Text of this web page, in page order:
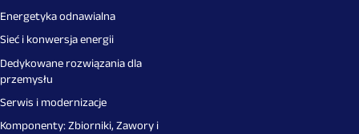
Energetyka odnawialna
Sieć i konwersja energii
Dedykowane rozwiązania dla
przemysłu
Serwis i modernizacje
Komponenty: Zbiorniki, Zawory i